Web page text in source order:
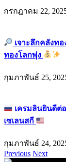
กรกฎาคม 22,
เจาะลึกคลังท
ทองโลกพุ่ง
กุมภาพันธ์ 25,
เครมลินยินดีต่
เซเลนสกี
กุมภาพันธ์ 24,
Previous Next